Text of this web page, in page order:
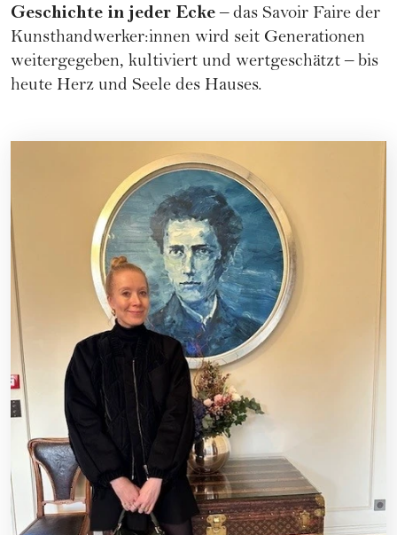
Geschichte in jeder Ecke– das Savoir Faire der
Kunsthandwerker:innen wird seit Generationen
weitergegeben, kultiviert und wertgeschätzt – bis
heute Herz und Seele des Hauses.